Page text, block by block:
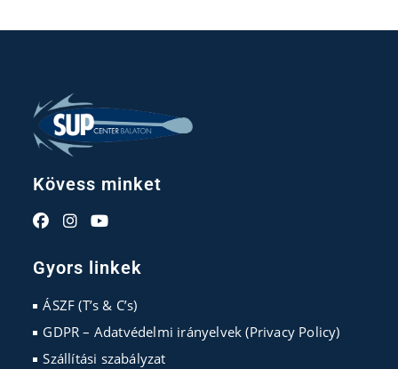
Kövess minket
in
a
new
a
new
tab
in
a
new
Gyors linkek
ÁSZF (T’s & C’s)
GDPR – Adatvédelmi irányelvek (Privacy Policy)
Szállítási szabályzat